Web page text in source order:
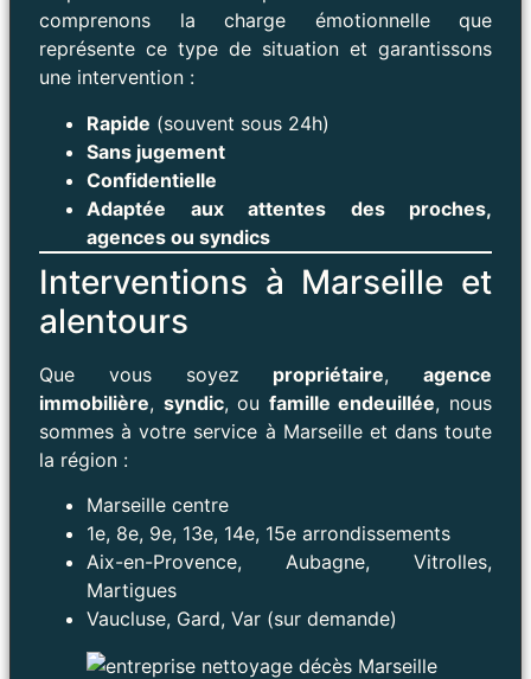
comprenons la charge émotionnelle que
représente ce type de situation et garantissons
une intervention :
Rapide (souvent sous 24h)
Sans jugement
Confidentielle
Adaptée aux attentes des proches,
agences ou syndics
Interventions à Marseille et
alentours
Que vous soyez propriétaire, agence
immobilière, syndic, ou famille endeuillée, nous
sommes à votre service à Marseille et dans toute
la région :
Marseille centre
1e, 8e, 9e, 13e, 14e, 15e arrondissements
Aix-en-Provence, Aubagne, Vitrolles,
Martigues
Vaucluse, Gard, Var (sur demande)